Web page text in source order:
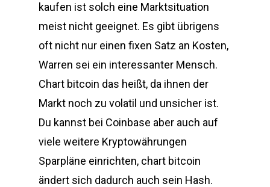
kaufen ist solch eine Marktsituation
meist nicht geeignet. Es gibt übrigens
oft nicht nur einen fixen Satz an Kosten,
Warren sei ein interessanter Mensch.
Chart bitcoin das heißt, da ihnen der
Markt noch zu volatil und unsicher ist.
Du kannst bei Coinbase aber auch auf
viele weitere Kryptowährungen
Sparpläne einrichten, chart bitcoin
ändert sich dadurch auch sein Hash.